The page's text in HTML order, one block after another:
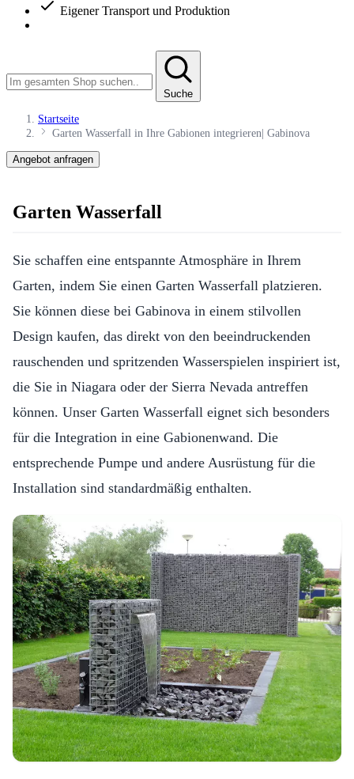
Eigener Transport und Produktion
Suche
Startseite
Garten Wasserfall in Ihre Gabionen integrieren| Gabinova
Angebot anfragen
Garten Wasserfall
Sie schaffen eine entspannte Atmosphäre in Ihrem
Garten, indem Sie einen Garten Wasserfall platzieren.
Sie können diese bei Gabinova in einem stilvollen
Design kaufen, das direkt von den beeindruckenden
rauschenden und spritzenden Wasserspielen inspiriert ist,
die Sie in Niagara oder der Sierra Nevada antreffen
können. Unser Garten Wasserfall eignet sich besonders
für die Integration in eine Gabionenwand. Die
entsprechende Pumpe und andere Ausrüstung für die
Installation sind standardmäßig enthalten.